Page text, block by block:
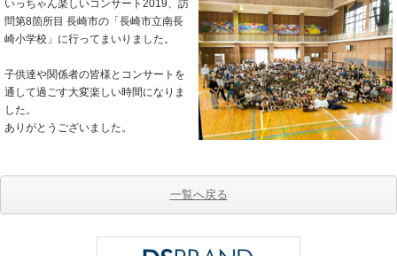
いっちゃん楽しいコンサート2019、訪
問第8箇所目 長崎市の「長崎市立南長
崎小学校」に行ってまいりました。
子供達や関係者の皆様とコンサートを
通して過ごす大変楽しい時間になりま
した。
ありがとうございました。
一覧へ戻る